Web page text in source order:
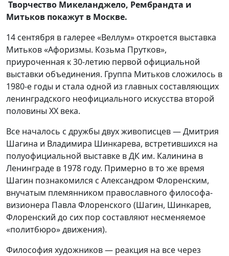
Творчество Микеланджело, Рембрандта и
Митьков покажут в Москве.
14 сентября в галерее «Веллум» откроется выставка
Митьков «Афоризмы. Козьма Прутков»,
приуроченная к 30-летию первой официальной
выставки объединения. Группа Митьков сложилось в
1980-е годы и стала одной из главных составляющих
ленинградского неофициального искусства второй
половины ХХ века.
Все началось с дружбы двух живописцев — Дмитрия
Шагина и Владимира Шинкарева, встретившихся на
полуофициальной выставке в ДК им. Калинина в
Ленинграде в 1978 году. Примерно в то же время
Шагин познакомился с Александром Флоренским,
внучатым племянником православного философа-
визионера Павла Флоренского (Шагин, Шинкарев,
Флоренский до сих пор составляют несменяемое
«политбюро» движения).
Философия художников — реакция на все через